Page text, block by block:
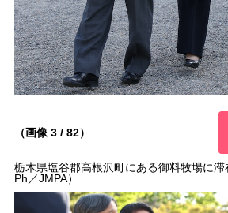
（画像 3 / 82）
栃木県塩谷郡高根沢町にある御料牧場に滞
Ph／JMPA）